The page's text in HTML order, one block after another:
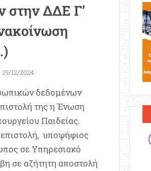
στην ΔΔΕ Γ’
19/12/2024
δεδομένων
της η Ένωση
Παιδείας.
υποψήφιος
σε Υπηρεσιακό
σε αζήτητη αποστολή